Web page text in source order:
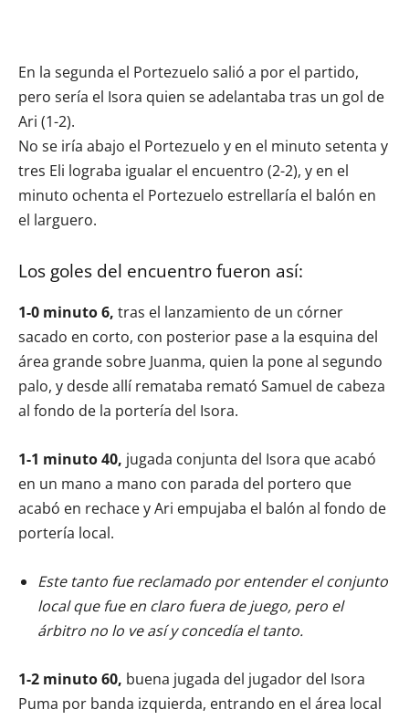
En la segunda el Portezuelo salió a por el partido,
pero sería el Isora quien se adelantaba tras un gol de
Ari (1-2).
No se iría abajo el Portezuelo y en el minuto setenta y
tres Eli lograba igualar el encuentro (2-2), y en el
minuto ochenta el Portezuelo estrellaría el balón en
el larguero.
Los goles del encuentro fueron así:
1-0 minuto 6, tras el lanzamiento de un córner
sacado en corto, con posterior pase a la esquina del
área grande sobre Juanma, quien la pone al segundo
palo, y desde allí remataba remató Samuel de cabeza
al fondo de la portería del Isora.
1-1 minuto 40, jugada conjunta del Isora que acabó
en un mano a mano con parada del portero que
acabó en rechace y Ari empujaba el balón al fondo de
portería local.
Este tanto fue reclamado por entender el conjunto
local que fue en claro fuera de juego, pero el
árbitro no lo ve así y concedía el tanto.
1-2 minuto 60, buena jugada del jugador del Isora
Puma por banda izquierda, entrando en el área local